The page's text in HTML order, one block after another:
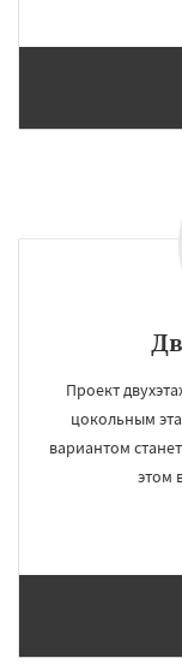
Проект
цокольным
вариантом
этом